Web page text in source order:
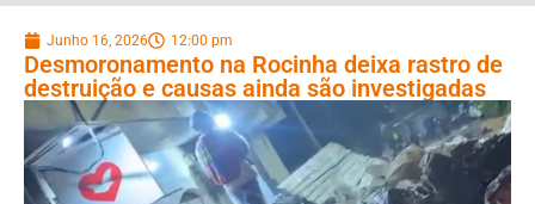
Junho 16, 2026 12:00 pm
Desmoronamento na Rocinha deixa rastro de
destruição e causas ainda são investigadas